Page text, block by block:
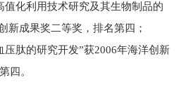
化利用技术研究及其生物制品的
新成果奖二等奖，排名第四；
肽的研究开发”获2006年海洋创新
四。